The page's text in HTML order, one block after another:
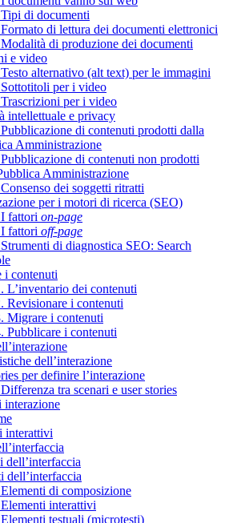
di documenti
di lettura dei documenti elettronici
di produzione dei documenti
e video
alternativo (alt text) per le immagini
per i video
per i video
intellettuale e privacy
di contenuti prodotti dalla
Amministrazione
di contenuti non prodotti
Amministrazione
dei soggetti ritratti
per i motori di ricerca (SEO)
fattori on-page
fattori off-page
di diagnostica SEO: Search
i contenuti
L’inventario dei contenuti
Revisionare i contenuti
Migrare i contenuti
Pubblicare i contenuti
dell’interazione
per definire l’interazione
tra scenari e user stories
interazione
interattivi
dell’interfaccia
dell’interfaccia
di composizione
interattivi
testuali (microtesti)